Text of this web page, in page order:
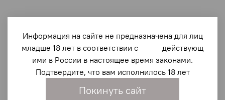
Описание
Информация на сайте не предназначена для лиц
младше 18 лет в соответствии с действующ
ими в России в настоящее время законами.
Подтвердите, что вам исполнилось 18 лет
Покинуть сайт